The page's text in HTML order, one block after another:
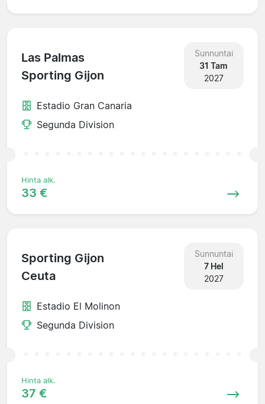
Las Palmas
Sporting Gijon
Sunnuntai
31 Tam
2027
Estadio Gran Canaria
Segunda Division
Hinta alk.
33 €
Sporting Gijon
Ceuta
Sunnuntai
7 Hel
2027
Estadio El Molinon
Segunda Division
Hinta alk.
37 €